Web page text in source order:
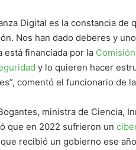
Digital es la constancia
Nos han dado deberes y
está financiada por la
y lo quieren hacer
comentó el funcionario de la
ministra de Ciencia,
que en 2022 sufrieron un
recibió un gobierno ese